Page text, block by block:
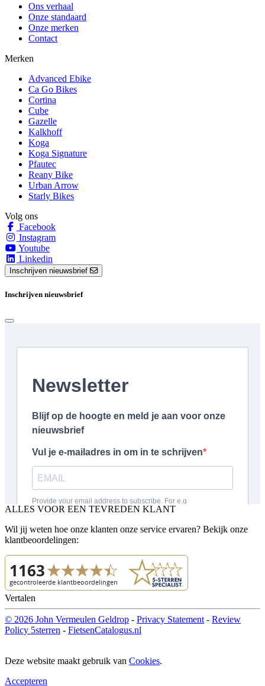
Ons verhaal
Onze standaard
Onze merken
Contact
Merken
Advanced Ebike
Ca Go Bikes
Cortina
Cube
Gazelle
Kalkhoff
Koga
Koga Signature
Pfautec
Reany Bike
Urban Arrow
Starly Bikes
Volg ons
Facebook
Instagram
Youtube
Linkedin
Inschrijven nieuwsbrief
Inschrijven nieuwsbrief
ALLES VOOR EEN TEVREDEN KLANT
Wil jij weten hoe onze klanten onze service ervaren? Bekijk onze
klantbeoordelingen:
Vertalen
© 2026 John Vermeulen Geldrop - Privacy Statement - Review
Policy 5sterren - FietsenCatalogus.nl
Deze website maakt gebruik van Cookies.
Accepteren